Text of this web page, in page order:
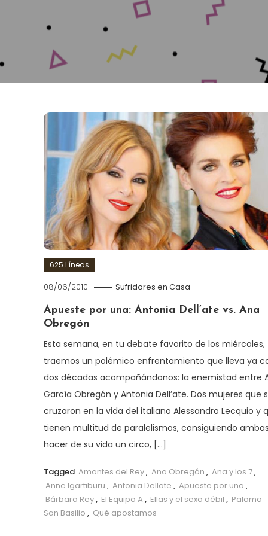
625 Líneas
08/06/2010 Sufridores en Casa
Apueste por una: Antonia Dell’ate vs. Ana
Obregón
Esta semana, en tu debate favorito de los miércoles,
traemos un polémico enfrentamiento que lleva ya
dos décadas acompañándonos: la enemistad entre
García Obregón y Antonia Dell’ate. Dos mujeres que
cruzaron en la vida del italiano Alessandro Lecquio y
tienen multitud de paralelismos, consiguiendo ambas
hacer de su vida un circo, […]
Tagged Amantes del Rey, Ana Obregón , Ana y los 7,
Anne Igartiburu , Antonia Dellate , Apueste por una ,
Bárbara Rey, El Equipo A , Ellas y el sexo débil , Paloma
San Basilio , Qué apostamos